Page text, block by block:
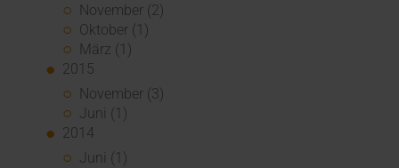
November (2)
Oktober (1)
März (1)
2015
November (3)
Juni (1)
2014
Juni (1)